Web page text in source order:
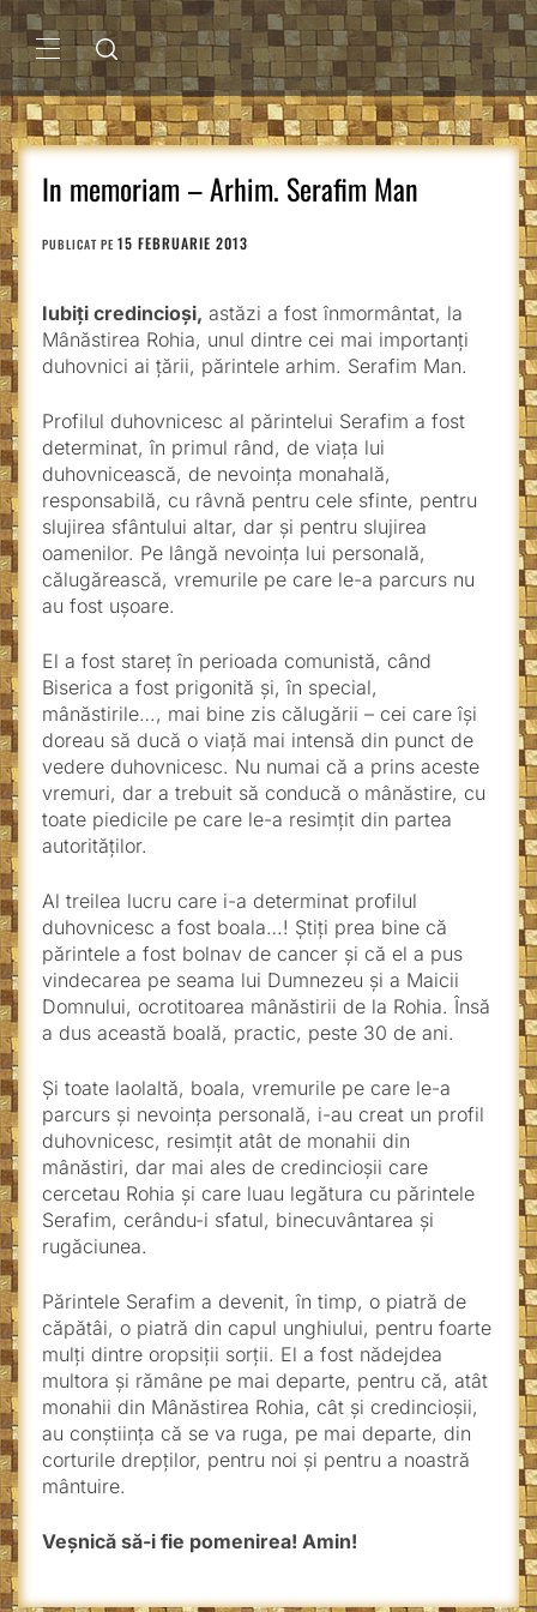
Sari
la
conținutMENIU
PRINCIPAL
In memoriam – Arhim. Serafim Man
PUBLICAT PE 15 FEBRUARIE 2013
Iubiţi credincioşi, astăzi a fost înmormântat, la
Mânăstirea Rohia, unul dintre cei mai importanţi
duhovnici ai ţării, părintele arhim. Serafim Man.
Profilul duhovnicesc al părintelui Serafim a fost
determinat, în primul rând, de viaţa lui
duhovnicească, de nevoinţa monahală,
responsabilă, cu râvnă pentru cele sfinte, pentru
slujirea sfântului altar, dar şi pentru slujirea
oamenilor. Pe lângă nevoinţa lui personală,
călugărească, vremurile pe care le-a parcurs nu
au fost uşoare.
El a fost stareţ în perioada comunistă, când
Biserica a fost prigonită şi, în special,
mânăstirile…, mai bine zis călugării – cei care îşi
doreau să ducă o viaţă mai intensă din punct de
vedere duhovnicesc. Nu numai că a prins aceste
vremuri, dar a trebuit să conducă o mânăstire, cu
toate piedicile pe care le-a resimţit din partea
autorităţilor.
Al treilea lucru care i-a determinat profilul
duhovnicesc a fost boala…! Știţi prea bine că
părintele a fost bolnav de cancer şi că el a pus
vindecarea pe seama lui Dumnezeu şi a Maicii
Domnului, ocrotitoarea mânăstirii de la Rohia. Însă
a dus această boală, practic, peste 30 de ani.
Şi toate laolaltă, boala, vremurile pe care le-a
parcurs şi nevoinţa personală, i-au creat un profil
duhovnicesc, resimţit atât de monahii din
mânăstiri, dar mai ales de credincioşii care
cercetau Rohia şi care luau legătura cu părintele
Serafim, cerându-i sfatul, binecuvântarea şi
rugăciunea.
Părintele Serafim a devenit, în timp, o piatră de
căpătâi, o piatră din capul unghiului, pentru foarte
mulţi dintre oropsiţii sorţii. El a fost nădejdea
multora şi rămâne pe mai departe, pentru că, atât
monahii din Mânăstirea Rohia, cât și credincioşii,
au conştiinţa că se va ruga, pe mai departe, din
corturile drepţilor, pentru noi şi pentru a noastră
mântuire.
Veşnică să-i fie pomenirea! Amin!